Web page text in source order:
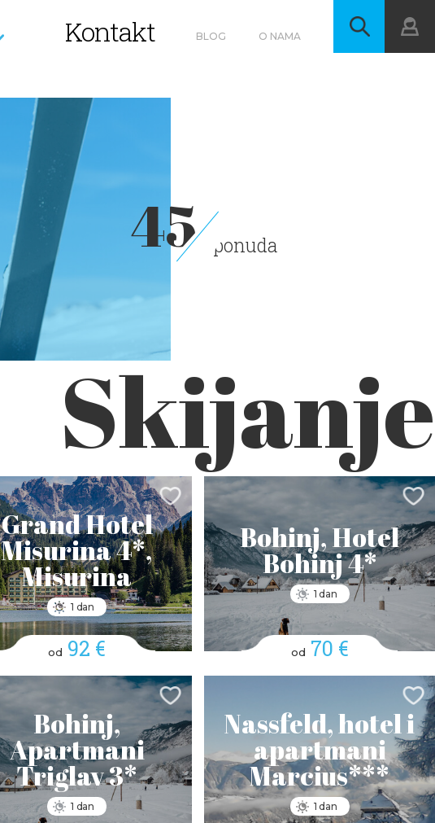
Kontakt BLOG O NAMA
45 ponuda
Skijanje
Grand Hotel
Misurina 4*,
Misurina
1 dan
od 92 €
Bohinj, Hotel
Bohinj 4*
1 dan
od 70 €
Bohinj,
Apartmani
Triglav 3*
1 dan
Nassfeld, hotel i
apartmani
Marcius***
1 dan